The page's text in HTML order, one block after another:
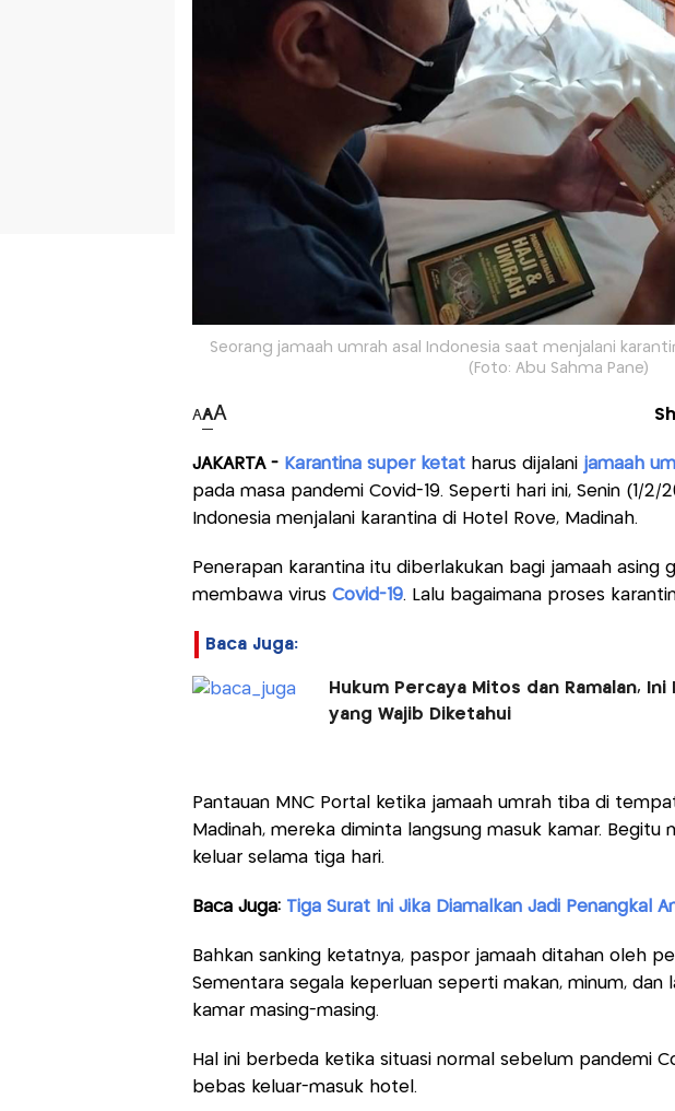
Seorang jamaah umrah asal Indonesia saat menjalani
(Foto: Abu Sahma Pane)
AAA
JAKARTA - Karantina super ketat harus dijalani jamaah
pada masa pandemi Covid-19. Seperti hari ini, Senin (1/2/
Indonesia menjalani karantina di Hotel Rove, Madinah.
Penerapan karantina itu diberlakukan bagi jamaah asing
membawa virus Covid-19. Lalu bagaimana proses
Baca Juga:
Hukum Percaya Mitos dan Ramalan, Ini
yang Wajib Diketahui
Pantauan MNC Portal ketika jamaah umrah tiba di
Madinah, mereka diminta langsung masuk kamar. Begitu
keluar selama tiga hari.
Baca Juga: Tiga Surat Ini Jika Diamalkan Jadi Penangkal
Bahkan sanking ketatnya, paspor jamaah ditahan oleh
Sementara segala keperluan seperti makan, minum, dan
kamar masing-masing.
Hal ini berbeda ketika situasi normal sebelum pandemi
bebas keluar-masuk hotel.